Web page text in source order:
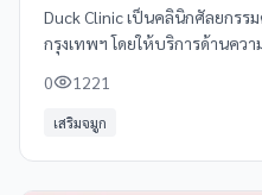
Duck Clinic เป็นคลินิกศัลยกรร
กรุงเทพฯ โดยให้บริการด้านคว
อุปกรณ์ที่ทันสมัย
0 1221
เสริมจมูก